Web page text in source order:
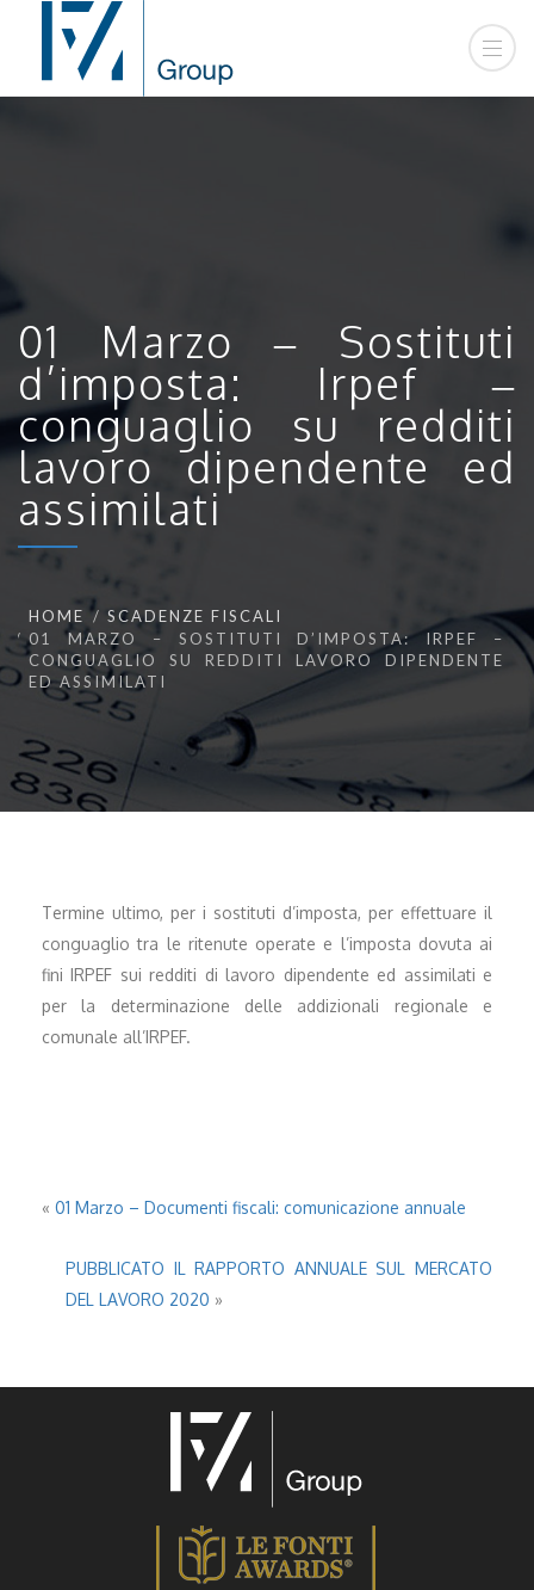
01 Marzo – Sostituti
d’imposta: Irpef –
conguaglio su redditi
lavoro dipendente ed
assimilati
HOME
SCADENZE FISCALI
01 MARZO – SOSTITUTI D’IMPOSTA: IRPEF –
CONGUAGLIO SU REDDITI LAVORO DIPENDENTE
ED ASSIMILATI
Termine ultimo, per i sostituti d’imposta, per effettuare il
conguaglio tra le ritenute operate e l’imposta dovuta ai
fini IRPEF sui redditi di lavoro dipendente ed assimilati e
per la determinazione delle addizionali regionale e
comunale all’IRPEF.
« 01 Marzo – Documenti fiscali: comunicazione annuale
PUBBLICATO IL RAPPORTO ANNUALE SUL MERCATO
DEL LAVORO 2020 »